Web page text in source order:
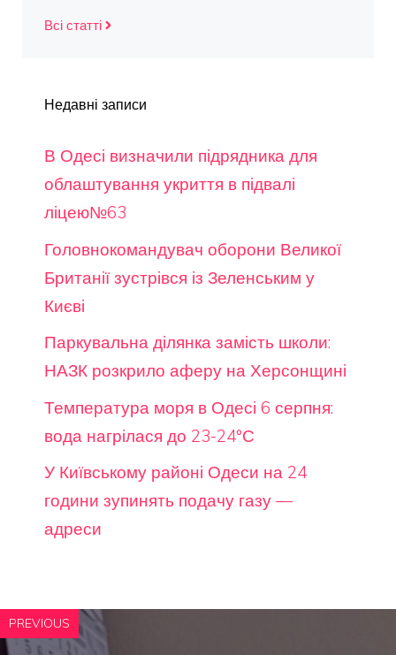
Всі статті
Недавні записи
В Одесі визначили підрядника для
облаштування укриття в підвалі
ліцею№63
Головнокомандувач оборони Великої
Британії зустрівся із Зеленським у
Києві
Паркувальна ділянка замість школи:
НАЗК розкрило аферу на Херсонщині
Температура моря в Одесі 6 серпня:
вода нагрілася до 23-24°С
У Київському районі Одеси на 24
години зупинять подачу газу —
адреси
PREVIOUS